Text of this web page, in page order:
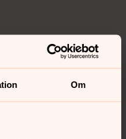
Om
följande verksamheter: